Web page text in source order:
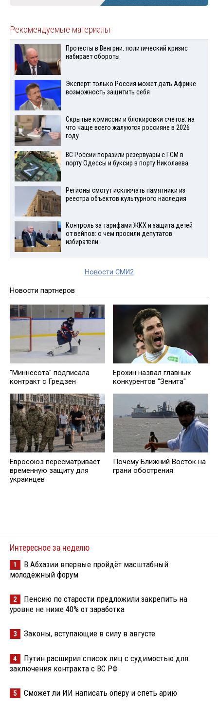
Рекомендуемые материалы
Протесты в Венгрии: политический кризис
набирает обороты
Эксперт: только Россия может дать Африке
возможность защитить себя
Скрытые комиссии и блокировки счетов: на
что чаще всего жалуются россияне в 2026
году
ВС России поразили резервуары с ГСМ в
порту Одессы и буксир в порту Николаева
Регионы смогут исключать памятники из
реестра объектов культурного наследия
Контроль за тарифами ЖКХ и защита детей
от вейпов: о чем просили депутатов
избиратели
Новости СМИ2
Новости партнеров
"Миннесота" подписала
контракт с Гредзен
Ерохин назвал главных
конкурентов "Зенита"
Евросоюз пересматривает
временную защиту для
украинцев
Почему Ближний Восток на
грани обострения
Интересное за неделю
1
В Абхазии впервые пройдёт масштабный
молодёжный форум
2
Пенсию по старости предложили закрепить на
уровне не ниже 40% от заработка
3 Законы, вступающие в силу в августе
4
Путин расширил список лиц с судимостью для
заключения контракта с ВС РФ
5 Сможет ли ИИ написать оперу и спеть арию